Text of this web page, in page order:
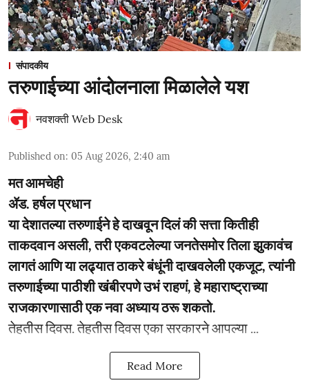
संपादकीय
तरुणाईच्या आंदोलनाला मिळालेले यश
नवशक्ती Web Desk
Published on: 05 Aug 2026, 2:40 am
मत आमचेही
ॲड. हर्षल प्रधान
या देशातल्या तरुणाईने हे दाखवून दिलं की सत्ता कितीही
ताकदवान असली, तरी एकवटलेल्या जनतेसमोर तिला झुकावंच
लागतं आणि या लढ्यात ठाकरे बंधूंनी दाखवलेली एकजूट, त्यांनी
तरुणाईच्या पाठीशी खंबीरपणे उभं राहणं, हे महाराष्ट्राच्या
राजकारणासाठी एक नवा अध्याय ठरू शकतो.
­­तेहतीस दिवस. तेहतीस दिवस एका सरकारने आपल्या ...
Read More